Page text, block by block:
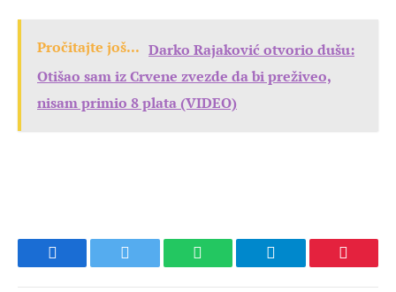
Pročitajte još... Darko Rajaković otvorio dušu:
Otišao sam iz Crvene zvezde da bi preživeo,
nisam primio 8 plata (VIDEO)
Facebook Twitter WhatsApp Telegram